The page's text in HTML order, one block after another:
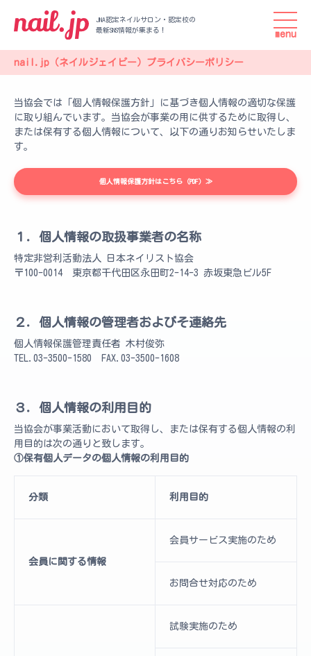
JNA認定ネイルサロン・認定校の
最新SNS情報が集まる！
menu
nail.jp（ネイルジェイピー）プライバシーポリシー
当協会では「個人情報保護方針」に基づき個人情報の適切な保護
に取り組んでいます。当協会が事業の用に供するために取得し、
または保有する個人情報について、以下の通りお知らせいたしま
す。
個人情報保護方針はこちら（PDF）≫
１．個人情報の取扱事業者の名称
特定非営利活動法人 日本ネイリスト協会
〒100-0014 東京都千代田区永田町2-14-3 赤坂東急ビル5F
２．個人情報の管理者およびそ連絡先
個人情報保護管理責任者 木村俊弥
TEL.03-3500-1580 FAX.03-3500-1608
３．個人情報の利用目的
当協会が事業活動において取得し、または保有する個人情報の利
用目的は次の通りと致します。
①保有個人データの個人情報の利用目的
分類 利用目的
会員に関する情報
会員サービス実施のため
お問合せ対応のため
試験実施のため